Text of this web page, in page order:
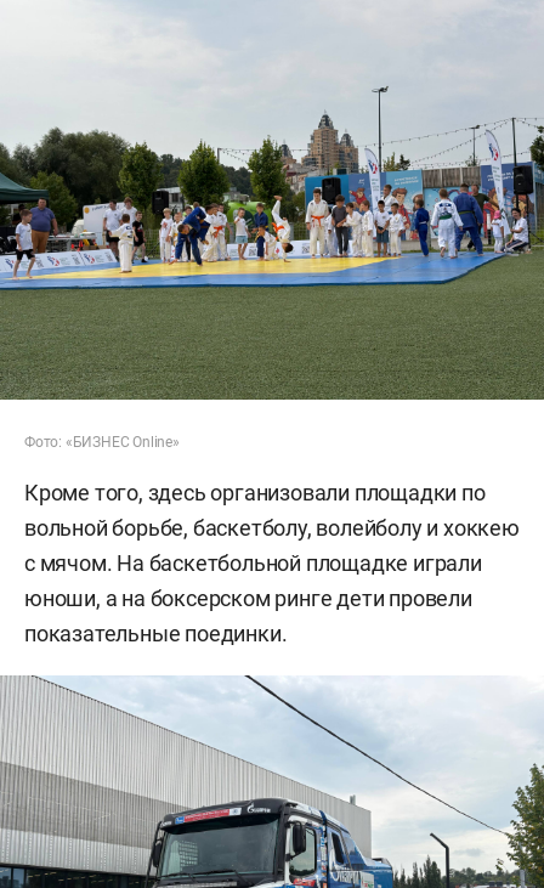
Фото: «БИЗНЕС Online»
Кроме того, здесь организовали площадки по
вольной борьбе, баскетболу, волейболу и хоккею
с мячом. На баскетбольной площадке играли
юноши, а на боксерском ринге дети провели
показательные поединки.